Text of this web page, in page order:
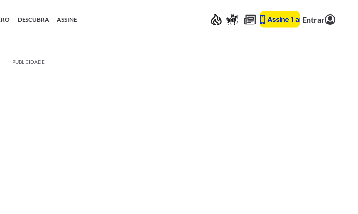
DESCUBRA ASSINE Entrar
PUBLICIDADE